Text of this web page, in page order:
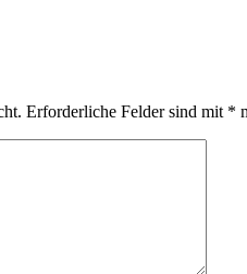
Erforderliche Felder sind mit *